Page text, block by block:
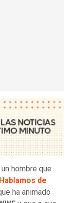
hombre que
Hablamos de
ha animado